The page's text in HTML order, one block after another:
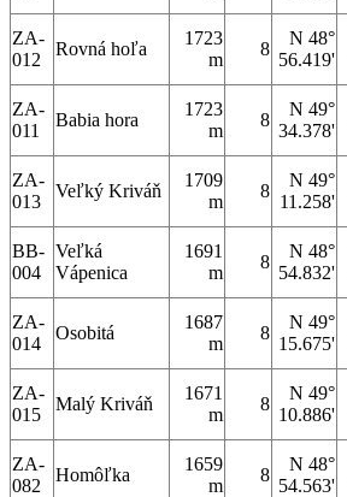
ZA-
012
Rovná hoľa
1723
m
8
N 48°
56.419'
ZA-
011
Babia hora
1723
m
8
N 49°
34.378'
ZA-
013
Veľký Kriváň
1709
m
8
N 49°
11.258'
BB-
004
Veľká
Vápenica
1691
m
8
N 48°
54.832'
ZA-
014
Osobitá
1687
m
8
N 49°
15.675'
ZA-
015
Malý Kriváň
1671
m
8
N 49°
10.886'
ZA-
082
Homôľka
1659
m
8
N 48°
54.563'